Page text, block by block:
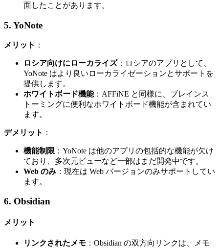
面したことがあります。
5. YoNote
メリット ：
ロシア向けにローカライズ：ロシアのアプリとして、
YoNote はより良いローカライゼーションとサポートを
提供します。
ホワイトボード機能：AFFiNE と同様に、ブレインス
トーミングに便利なホワイトボード機能が含まれてい
ます。
デメリット ：
機能制限 ：YoNote は他のアプリの包括的な機能が欠け
ており、多次元ビューなど一部はまだ開発中です。
Web のみ ：現在は Web バージョンのみサポートしてい
ます。
6. Obsidian
メリット
リンクされたメモ ：Obsidian の双方向リンクは、メモ